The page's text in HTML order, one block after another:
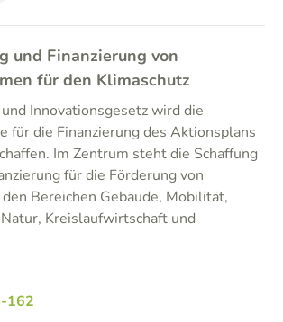
und Finanzierung von
für den Klimaschutz
Innovationsgesetz wird die
für die Finanzierung des Aktionsplans
Im Zentrum steht die Schaffung
für die Förderung von
Bereichen Gebäude, Mobilität,
Kreislaufwirtschaft und
162